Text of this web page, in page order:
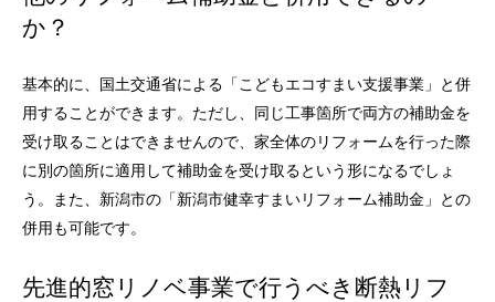
か？
基本的に、国土交通省による「こどもエコすまい支援事業」と併
用することができます。ただし、同じ工事箇所で両方の補助金を
受け取ることはできませんので、家全体のリフォームを行った際
に別の箇所に適用して補助金を受け取るという形になるでしょ
う。また、新潟市の「新潟市健幸すまいリフォーム補助金」との
併用も可能です。
先進的窓リノベ事業で行うべき断熱リフ